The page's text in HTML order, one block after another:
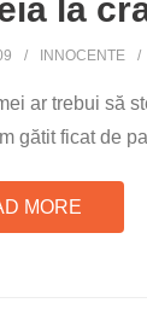
la
INNOCENTE
ar trebui să
gătit ficat de
MORE